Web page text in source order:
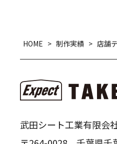
HOME > 制作実績 > 店舗
武田シート工業有限会